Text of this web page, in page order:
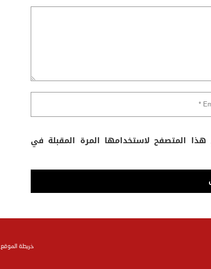
المتصفح لاستخدامها المرة المقبلة في
خريطة الموقع